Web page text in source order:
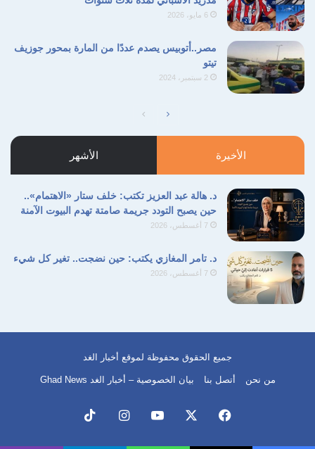
6 مايو، 2026
مصر..أتوبيس يصدم عددًا من المارة بمحور جوزيف
تيتو
2 سبتمبر، 2024
الأخيرة الأشهر
د. هالة عبد العزيز تكتب: خلف ستار «الاهتمام»..
حين يصبح التودد جريمة صامتة تهدم البيوت الآمنة
7 أغسطس، 2026
د. تامر المغازي يكتب: حين نضجت.. تغير كل شيء
7 أغسطس، 2026
جميع الحقوق محفوظة لموقع أخبار الغد
من نحن أتصل بنا بيان الخصوصية – أخبار الغد Ghad News
فيسبوك ‫YouTubeانستقرام